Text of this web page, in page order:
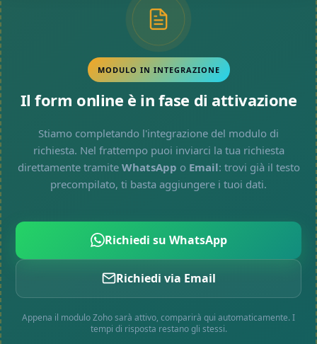
MODULO IN INTEGRAZIONE
Il form online è in fase di attivazione
Stiamo completando l'integrazione del modulo di
richiesta. Nel frattempo puoi inviarci la tua richiesta
direttamente tramite WhatsApp o Email: trovi già il testo
precompilato, ti basta aggiungere i tuoi dati.
Richiedi su WhatsApp
Richiedi via Email
Appena il modulo Zoho sarà attivo, comparirà qui automaticamente. I
tempi di risposta restano gli stessi.